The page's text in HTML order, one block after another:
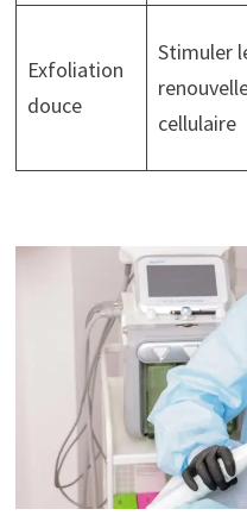
Exfoliation
douce
Stimuler
cellulaire